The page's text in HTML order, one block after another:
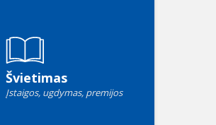
Švietimas
Įstaigos, ugdymas, premijos